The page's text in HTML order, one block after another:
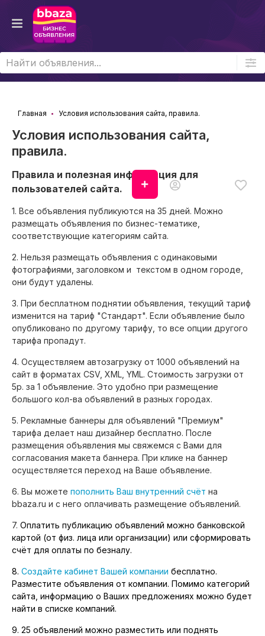
Главная Условия использования сайта, правила.
Условия использования сайта,
правила.
Правила и полезная информация для
пользователей сайта.
1. Все объявления публикуются на 35 дней. Можно
размещать объявления по бизнес-тематике,
соответствующие категориям сайта.
2. Нельзя размещать объявления с одинаковыми
фотографиями, заголовком и текстом в одном городе,
они будут удалены.
3. При бесплатном поднятии объявления, текущий тариф
изменится на тариф "Стандарт". Если объявление было
опубликовано по другому тарифу, то все опции другого
тарифа пропадут.
4. Осуществляем автозагрузку от 1000 объявлений на
сайт в форматах CSV, XML, YML. Стоимость загрузки от
5р. за 1 объявление. Это удобно при размещение
большого кол-ва объявлений в разных городах.
5. Рекламные баннеры для объявлений "Премиум"
тарифа делает наш дизайнер бесплатно. После
размещения объявления мы свяжемся с Вами для
согласования макета баннера. При клике на баннер
осуществляется переход на Ваше объявление.
6. Вы можете пополнить Ваш внутренний счёт на
bbaza.ru и с него оплачивать размещение объявлений.
7. Оплатить публикацию объявлений можно банковской
картой (от физ. лица или организации) или сформировать
счёт для оплаты по безналу.
8. Создайте кабинет Вашей компании бесплатно.
Разместите объявления от компании. Помимо категорий
сайта, информацию о Ваших предложениях можно будет
найти в списке компаний.
9. 25 объявлений можно разместить или поднять